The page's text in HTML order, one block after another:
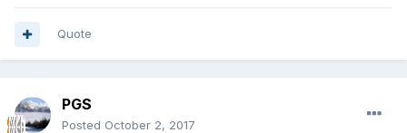
Quote
PGS
Posted October 2, 2017